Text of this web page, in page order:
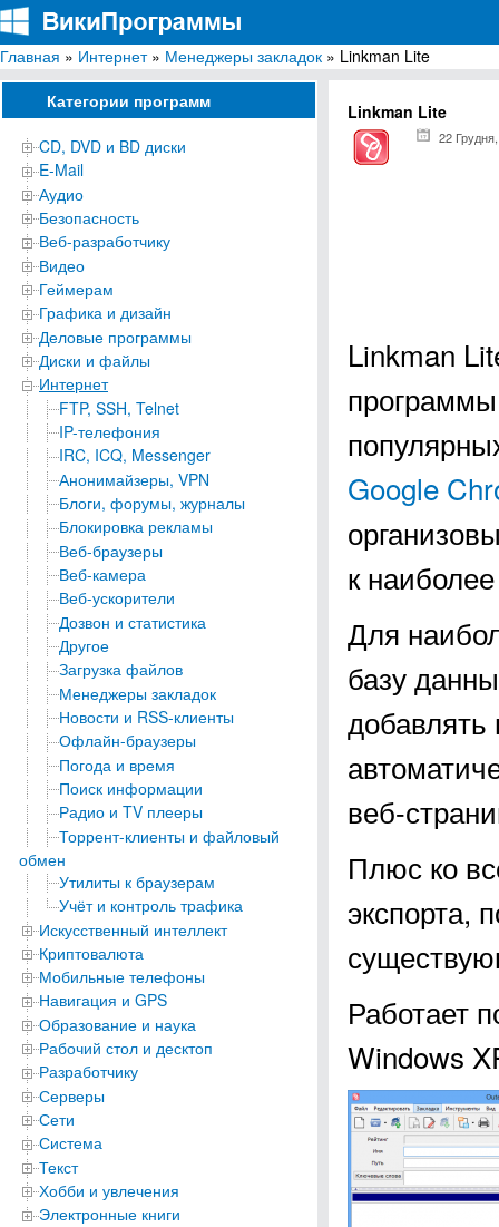
ВикиПрограммы
Энциклопедия бесплатных компьютерных программ для Windows
Главная » Интернет» Менеджеры закладок » Linkman Lite
Категории программ
CD, DVD и BD диски
E-Mail
Аудио
Безопасность
Веб-разработчику
Видео
Геймерам
Графика и дизайн
Деловые программы
Диски и файлы
Интернет
FTP, SSH, Telnet
IP-телефония
IRC, ICQ, Messenger
Анонимайзеры, VPN
Блоги, форумы, журналы
Блокировка рекламы
Веб-браузеры
Веб-камера
Веб-ускорители
Дозвон и статистика
Другое
Загрузка файлов
Менеджеры закладок
Новости и RSS-клиенты
Офлайн-браузеры
Погода и время
Поиск информации
Радио и TV плееры
Торрент-клиенты и файловый
обмен
Утилиты к браузерам
Учёт и контроль трафика
Искусственный интеллект
Криптовалюта
Мобильные телефоны
Навигация и GPS
Образование и наука
Рабочий стол и десктоп
Разработчику
Серверы
Сети
Система
Текст
Хобби и увлечения
Электронные книги
Linkman Lite
22
Linkman
Google
к
Для
базу
добавлять
веб-
Плюс ко
экспорта,
Работает
Windows